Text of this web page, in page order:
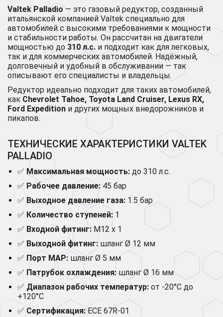
Valtek Palladio— это газовый редуктор, созданный
итальянской компанией Valtek специально для
автомобилей с высокими требованиями к мощности
и стабильности работы. Он рассчитан на двигатели
мощностью до 310 л.с. и подходит как для легковых,
так и для коммерческих автомобилей. Надёжный,
долговечный и удобный в обслуживании — так
описывают его специалисты и владельцы.
Редуктор идеально подходит для таких автомобилей,
как Chevrolet Tahoe, Toyota Land Cruiser, Lexus RX,
Ford Expedition и других мощных внедорожников и
пикапов.
ТЕХНИЧЕСКИЕ ХАРАКТЕРИСТИКИ VALTEK
PALLADIO
✅ Максимальная мощность: до 310 л.с.
✅ Рабочее давление: 45 бар
✅ Выходное давление газа: 1.5 бар
✅ Количество ступеней: 1
✅ Входной фитинг:M12 x 1
✅ Выходной фитинг: шланг Ø 12 мм
✅ Порт MAP: шланг Ø 5 мм
✅ Патрубок охлаждения:шланг Ø 16 мм
✅ Диапазон рабочих температур: от -20°C до
+120°C
✅ Сертификация: ECE 67R-01